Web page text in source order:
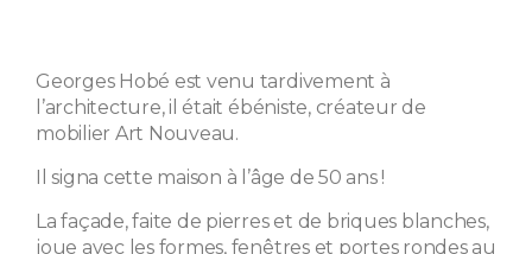
Georges Hobé est venu tardivement à
l’architecture, il était ébéniste, créateur de
mobilier Art Nouveau.
Il signa cette maison à l’âge de 50 ans !
La façade, faite de pierres et de briques blanches,
joue avec les formes, fenêtres et portes rondes au